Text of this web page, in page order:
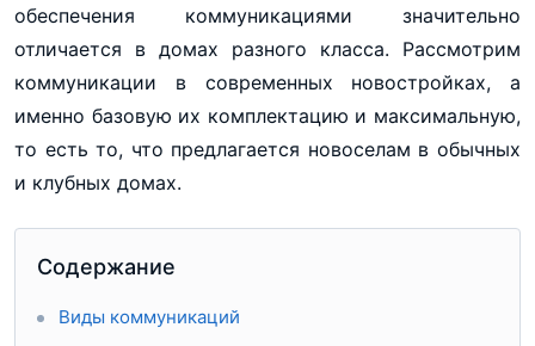
обеспечения коммуникациями значительно
отличается в домах разного класса. Рассмотрим
коммуникации в современных новостройках, а
именно базовую их комплектацию и максимальную,
то есть то, что предлагается новоселам в обычных
и клубных домах.
Содержание
Виды коммуникаций